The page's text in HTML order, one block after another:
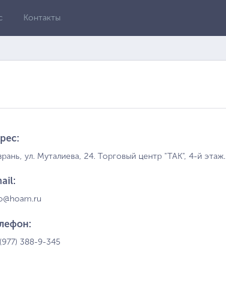
Контакты
ул. Муталиева, 24. Торговый центр "ТАК", 4-й этаж.
388-9-345